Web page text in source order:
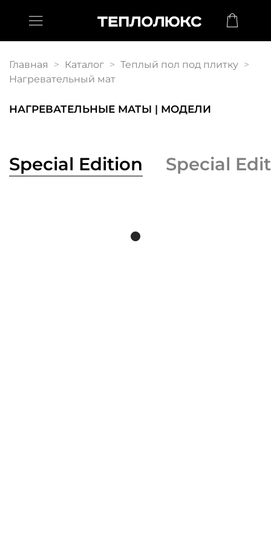
Главная Каталог
Теплый пол под плитку
Нагревательный мат
НАГРЕВАТЕЛЬНЫЕ МАТЫ | МОДЕЛИ
Special Edition Special